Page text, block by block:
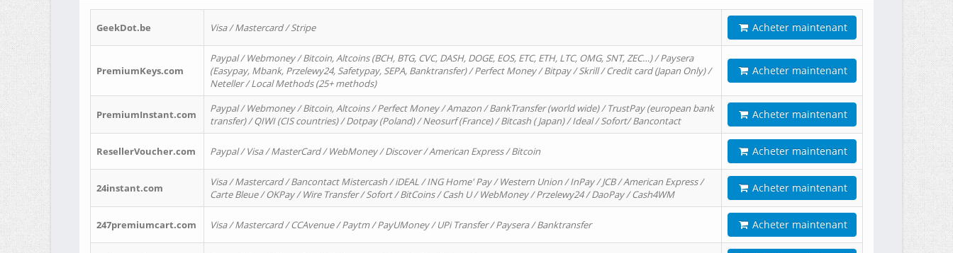
GeekDot.be Visa / Mastercard / Stripe Acheter maintenant
PremiumKeys.com
Paypal / Webmoney / Bitcoin, Altcoins (BCH, BTG, CVC, DASH, DOGE, EOS, ETC, ETH, LTC, OMG, SNT, ZEC…) / Paysera
(Easypay, Mbank, Przelewy24, Safetypay, SEPA, Banktransfer) / Perfect Money / Bitpay / Skrill / Credit card (Japan Only) /
Neteller / Local Methods (25+ methods)
Acheter maintenant
PremiumInstant.com
Paypal / Webmoney / Bitcoin, Altcoins / Perfect Money / Amazon / BankTransfer (world wide) / TrustPay (european bank
transfer) / QIWI (CIS countries) / Dotpay (Poland) / Neosurf (France) / Bitcash ( Japan) / Ideal / Sofort/ Bancontact
Acheter maintenant
ResellerVoucher.com Paypal / Visa / MasterCard / WebMoney / Discover / American Express / Bitcoin Acheter maintenant
24instant.com
Visa / Mastercard / Bancontact Mistercash / iDEAL / ING Home' Pay / Western Union / InPay / JCB / American Express /
Carte Bleue / OKPay / Wire Transfer / Sofort / BitCoins / Cash U / WebMoney / Przelewy24 / DaoPay / Cash4WM
Acheter maintenant
247premiumcart.com Visa / Mastercard / CCAvenue / Paytm / PayUMoney / UPi Transfer / Paysera / Banktransfer Acheter maintenant